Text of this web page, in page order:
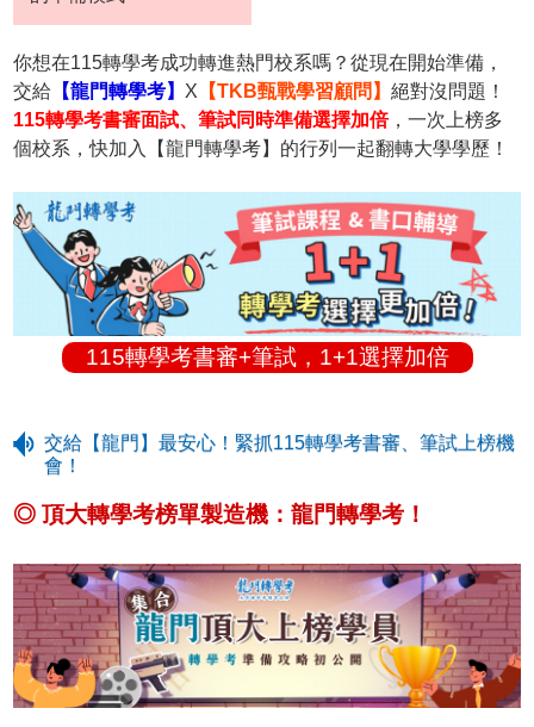
你想在115轉學考成功轉進熱門校系嗎？從現在開始準備，
交給 【龍門轉學考】 X 【TKB甄戰學習顧問】絕對沒問題！
115轉學考書審面試、筆試同時準備選擇加倍，一次上榜多
個校系，快加入【龍門轉學考】的行列一起翻轉大學學歷！
115轉學考書審+筆試，1+1選擇加倍
交給【龍門】最安心！緊抓115轉學考書審、筆試上榜機
會！
◎ 頂大轉學考榜單製造機：龍門轉學考！